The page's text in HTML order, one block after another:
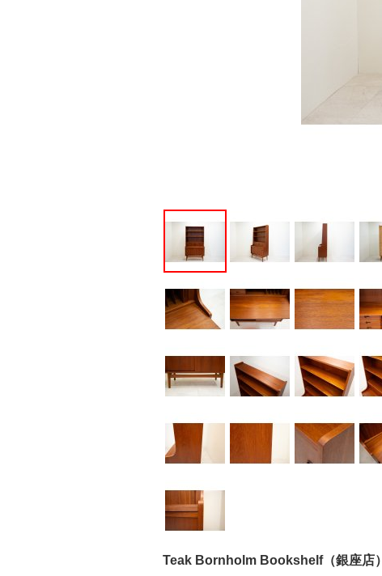
Teak Bornholm Bookshelf（銀座店）